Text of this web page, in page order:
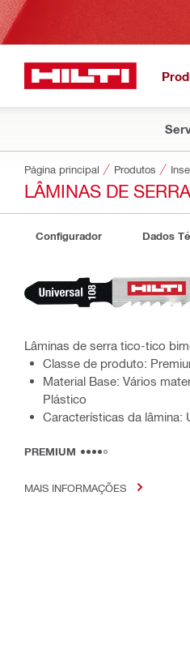
Página principal Produtos
LÂMINAS DE
Configurador Dados
Lâminas de serra tico-tico
Classe de produto:
Material Base: Vários
Plástico
Características da lâmina:
PREMIUM
MAIS INFORMAÇÕES